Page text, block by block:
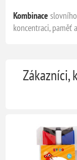
Kombinace
koncentraci, paměť